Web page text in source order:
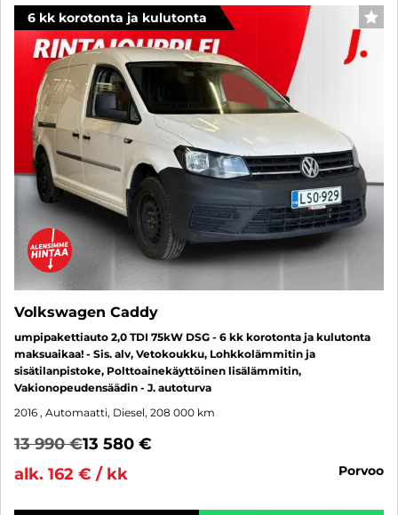
6 kk korotonta ja kulutonta
Volkswagen Caddy
umpipakettiauto 2,0 TDI 75kW DSG - 6 kk korotonta ja kulutonta
maksuaikaa! - Sis. alv, Vetokoukku, Lohkkolämmitin ja
sisätilanpistoke, Polttoainekäyttöinen lisälämmitin,
Vakionopeudensäädin - J. autoturva
2016 , Automaatti, Diesel, 208 000 km
13 990 €13 580 €
alk. 162 € / kk
porvoo